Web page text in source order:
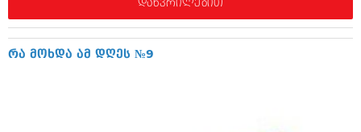
სექტემბერი 2017 (261)
დაწვრილებით
რა მოხდა ამ დღეს №9